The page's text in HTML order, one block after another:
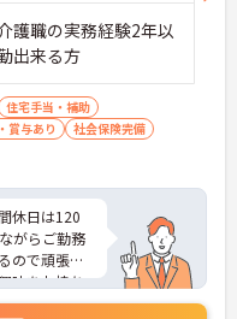
職の実務経験2年以
出来る方
住宅手当・補助
賞与あり
社会保険完備
休日は120
がらご勤務
ので頑張り
味をお持ち